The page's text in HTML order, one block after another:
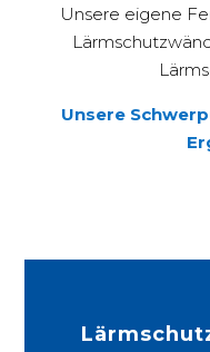
Unsere eigene
Unsere